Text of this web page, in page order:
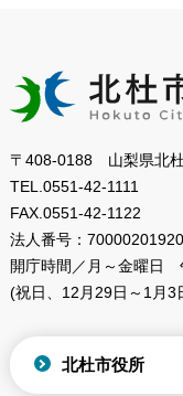
〒408-0188 山梨県北
TEL. 0551-42-1111
FAX. 0551-42-1122
法人番号：
開庁時間／月～金曜日
(祝日、12月29日～1月3
北杜市役所